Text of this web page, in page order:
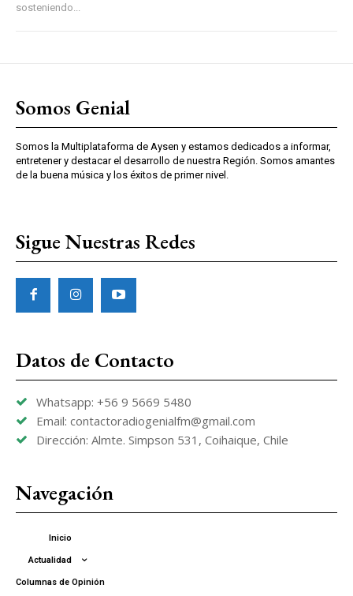
sosteniendo...
Somos Genial
Somos la Multiplataforma de Aysen y estamos dedicados a informar,
entretener y destacar el desarrollo de nuestra Región. Somos amantes
de la buena música y los éxitos de primer nivel.
Sigue Nuestras Redes
Datos de Contacto
Whatsapp: +56 9 5669 5480
Email: contactoradiogenialfm@gmail.com
Dirección: Almte. Simpson 531, Coihaique, Chile
Navegación
Inicio
Actualidad
Columnas de Opinión